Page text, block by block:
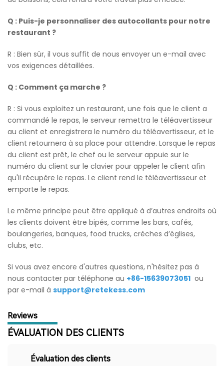
Q : Puis-je personnaliser des autocollants pour notre
restaurant ?
R : Bien sûr, il vous suffit de nous envoyer un e-mail avec
vos exigences détaillées.
Q : Comment ça marche ?
R : Si vous exploitez un restaurant, une fois que le client a
commandé le repas, le serveur remettra le téléavertisseur
au client et enregistrera le numéro du téléavertisseur, et le
client retournera à sa place pour attendre. Lorsque le repas
du client est prêt, le chef ou le serveur appuie sur le
numéro du client sur le clavier pour appeler le client afin
qu'il récupère le repas. Le client rend le téléavertisseur et
emporte le repas.
Le même principe peut être appliqué à d’autres endroits où
les clients doivent être bipés, comme les bars, cafés,
boulangeries, banques, food trucks, crèches d’églises,
clubs, etc.
Si vous avez encore d'autres questions, n'hésitez pas à
nous contacter par téléphone au +86-15639073051 ou
par e-mail à support@retekess.com
Reviews
ÉVALUATION DES CLIENTS
Évaluation des clients